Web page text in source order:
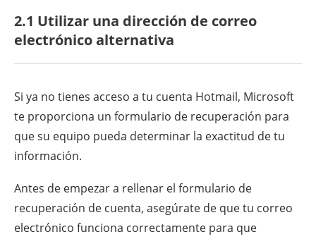
2.1 Utilizar una dirección de correo
electrónico alternativa
Si ya no tienes acceso a tu cuenta Hotmail, Microsoft
te proporciona un formulario de recuperación para
que su equipo pueda determinar la exactitud de tu
información.
Antes de empezar a rellenar el formulario de
recuperación de cuenta, asegúrate de que tu correo
electrónico funciona correctamente para que